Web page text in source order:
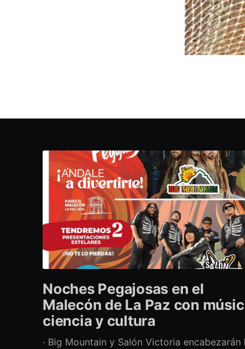
Noches Pegajosas en el
Malecón de La Paz con
ciencia y cultura
· Big Mountain y Salón Victoria encabezarán